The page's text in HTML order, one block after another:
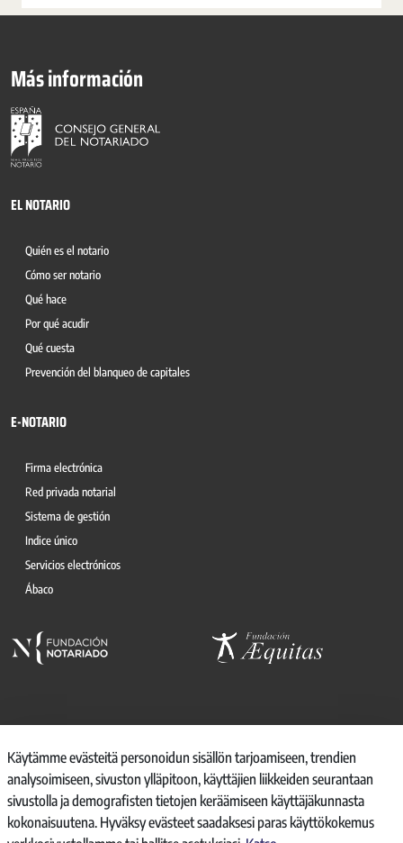
Más información
EL NOTARIO
Quién es el notario
Cómo ser notario
Qué hace
Por qué acudir
Qué cuesta
Prevención del blanqueo de capitales
E-NOTARIO
Firma electrónica
Red privada notarial
Sistema de gestión
Indice único
Servicios electrónicos
Ábaco
© 2026, CONSEJO GENERAL DEL NOTARIO
CANAL INTERNO DE INFORMACIÓN
REGISTRO DE ACTIVIDADES DE TRATAMIENTO
AVISO LEGAL
Käytämme evästeitä personoidun sisällön tarjoamiseen, trendien
analysoimiseen, sivuston ylläpitoon, käyttäjien liikkeiden seurantaan
sivustolla ja demografisten tietojen keräämiseen käyttäjäkunnasta
kokonaisuutena. Hyväksy evästeet saadaksesi paras käyttökokemus